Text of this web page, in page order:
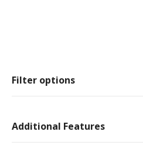
Filter options
Additional Features